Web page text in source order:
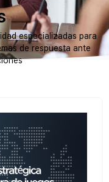
especializadas para
de respuesta ante